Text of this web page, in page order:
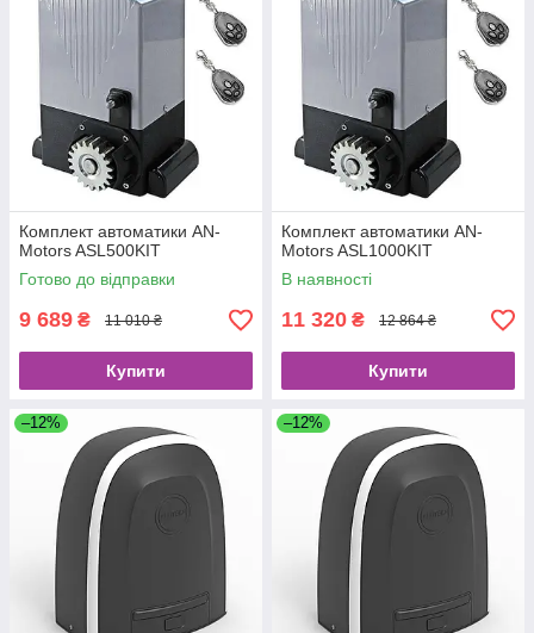
Комплект автоматики AN-
Motors ASL500KIT
Готово до відправки
9 689 ₴ 11 010 ₴
Купити
Комплект автоматики AN-
Motors ASL1000KIT
В наявності
11 320 ₴ 12 864 ₴
Купити
–12% –12%